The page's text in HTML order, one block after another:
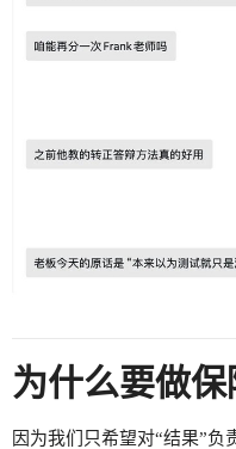
为什么要做保
因为我们只希望对“结果”负